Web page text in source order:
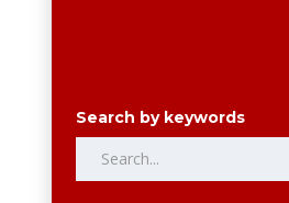
Search by keywords